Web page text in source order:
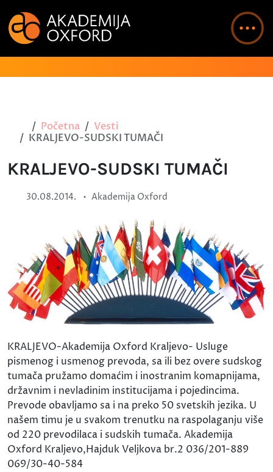
Početna
Vesti
KRALJEVO-SUDSKI TUMAČI
KRALJEVO-SUDSKI TUMAČI
30.08.2014. • Akademija Oxford
KRALJEVO-Akademija Oxford Kraljevo- Usluge
pismenog i usmenog prevoda, sa ili bez overe sudskog
tumača pružamo domaćim i inostranim komapnijama,
državnim i nevladinim institucijama i pojedincima.
Prevode obavljamo sa i na preko 50 svetskih jezika. U
našem timu je u svakom trenutku na raspolaganju više
od 220 prevodilaca i sudskih tumača. Akademija
Oxford Kraljevo,Hajduk Veljkova br.2 036/201-889
069/30-40-584